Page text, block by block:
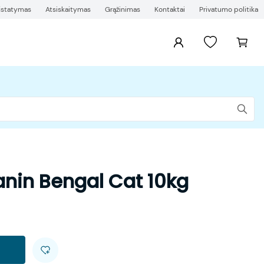
Atsiskaitymas Grąžinimas Kontaktai Privatumo politika
Bengal Cat 10kg